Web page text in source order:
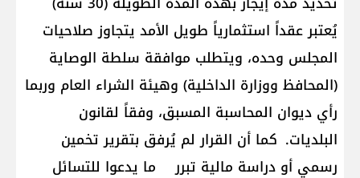
يُعتبر عقداً استثمارياً طويل الأمد يتجاوز صلاحيات
المجلس وحده، ويتطلب موافقة سلطة الوصاية
(المحافظ ووزارة الداخلية) وهيئة الشراء العام وربما
رأي ديوان المحاسبة المسبق، وفقاً لقانون
البلديات. كما أن القرار لم يُرفق بتقرير تخمين
رسمي أو دراسة مالية تبرر ما يدعوا للتسائل